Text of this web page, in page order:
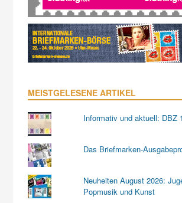
MEISTGELESENE ARTIKEL
Informativ und aktuell: DBZ
Das Briefmarken-
Neuheiten August 2026:
Popmusik und Kunst